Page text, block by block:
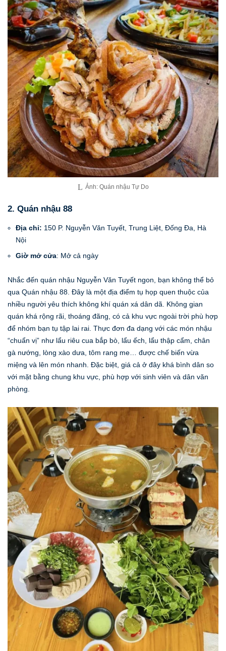
Ảnh: Quán nhậu Tự Do
2. Quán nhậu 88
Địa chỉ: 150 P. Nguyễn Văn Tuyết, Trung Liệt, Đống Đa, Hà
Nội
Giờ mở cửa: Mở cả ngày
Nhắc đến quán nhậu Nguyễn Văn Tuyết ngon, bạn không thể bỏ
qua Quán nhậu 88. Đây là một địa điểm tụ họp quen thuộc của
nhiều người yêu thích không khí quán xá dân dã. Không gian
quán khá rộng rãi, thoáng đãng, có cả khu vực ngoài trời phù hợp
để nhóm bạn tụ tập lai rai. Thực đơn đa dạng với các món nhậu
“chuẩn vị” như lẩu riêu cua bắp bò, lẩu ếch, lẩu thập cẩm, chân
gà nướng, lòng xào dưa, tôm rang me… được chế biến vừa
miệng và lên món nhanh. Đặc biệt, giá cả ở đây khá bình dân so
với mặt bằng chung khu vực, phù hợp với sinh viên và dân văn
phòng.